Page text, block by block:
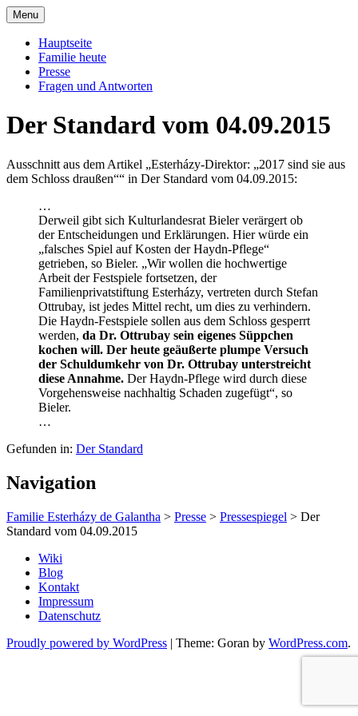
Skip
to
content
Familie Esterházy de Galantha
Galantha
Menu
Hauptseite
Familie heute
Presse
Fragen und Antworten
Der Standard vom 04.09.2015
Ausschnitt aus dem Artikel „Esterházy-Direktor: „2017 sind sie aus
dem Schloss draußen““ in Der Standard vom 04.09.2015:
…
Derweil gibt sich Kulturlandesrat Bieler verärgert ob
der Entscheidungen und Erklärungen. Hier würde ein
„falsches Spiel auf Kosten der Haydn-Pflege“
getrieben, so Bieler. „Wir wollen die hochwertige
Arbeit der Festspiele fortsetzen, der
Familienprivatstiftung Esterházy, vertreten durch Stefan
Ottrubay, ist jedes Mittel recht, um dies zu verhindern.
Die Haydn-Festspiele sollen aus dem Schloss gesperrt
werden, da Dr. Ottrubay sein eigenes Süppchen
kochen will. Der heute geäußerte plumpe Versuch
der Schuldumkehr von Dr. Ottrubay unterstreicht
diese Annahme. Der Haydn-Pflege wird durch diese
Vorgehensweise nachhaltig Schaden zugefügt“, so
Bieler.
…
Gefunden in: Der Standard
Navigation
Familie Esterházy de Galantha > Presse > Pressespiegel > Der
Standard vom 04.09.2015
Wiki
Blog
Kontakt
Impressum
Datenschutz
Proudly powered by WordPress | Theme: Goran by WordPress.com.